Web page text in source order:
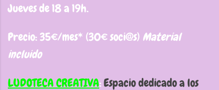
Jueves de 18 a 19h.
Precio: 35€/mes* (30€ soci@s) Material
incluido
LUDOTECA CREATIVA:Espacio dedicado a los